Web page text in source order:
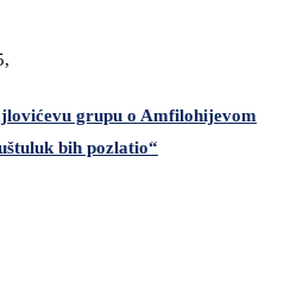
grupu o Amfilohijevom
bih pozlatio“